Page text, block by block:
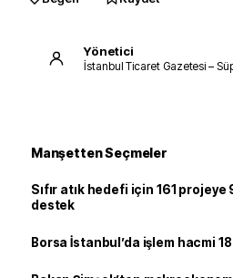
Yönetici
İstanbul Ticaret Gazetesi –
Manşetten Seçmeler
Sıfır atık hedefi için 161 projeye
destek
Borsa İstanbul’da işlem hacmi